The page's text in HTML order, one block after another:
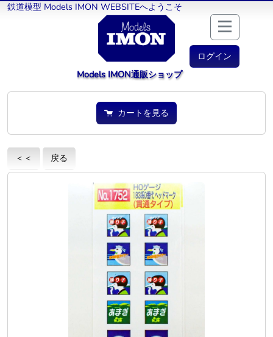
鉄道模型 Models IMON WEBSITEへようこそ
ログイン
Models IMON通販ショップ
カートを見る
＜＜ 戻る